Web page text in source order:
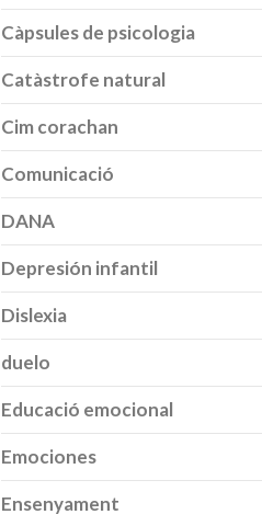
Càpsules de psicologia
Catàstrofe natural
Cim corachan
Comunicació
DANA
Depresión infantil
Dislexia
duelo
Educació emocional
Emociones
Ensenyament